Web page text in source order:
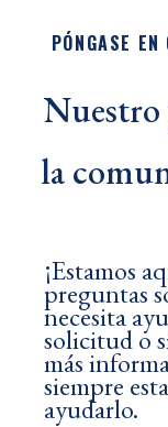
PÓNGASE
Nuestro
la
¡Estamos
preguntas
necesita
solicitud o
más
siempre
ayudarlo.